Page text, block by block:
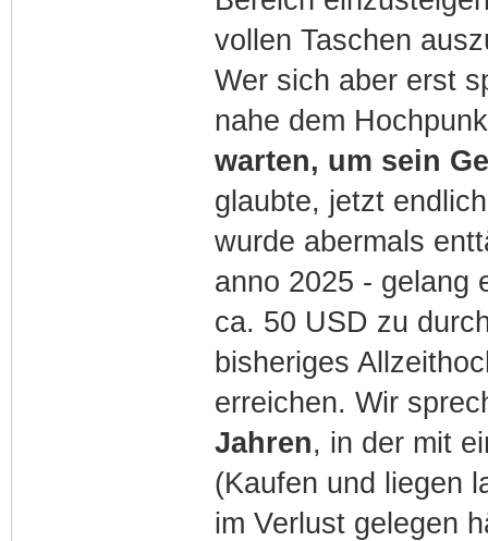
vollen Taschen
Wer sich aber erst
nahe dem
warten, um sein
glaubte, jetzt
wurde abermals
anno 2025 - gelang
ca. 50 USD zu
bisheriges
erreichen. Wir
Jahren, in der mit
(Kaufen und liegen
im Verlust gelegen